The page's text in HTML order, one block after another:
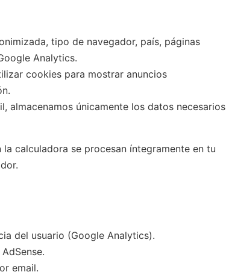
tipo de navegador, país, páginas
Analytics.
cookies para mostrar anuncios
almacenamos únicamente los datos necesarios
calculadora se procesan íntegramente en tu
del usuario (Google Analytics).
email.